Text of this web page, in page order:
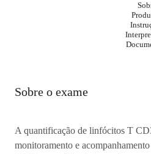
Sobre o exame
A quantificação de linfócitos T
monitoramento e